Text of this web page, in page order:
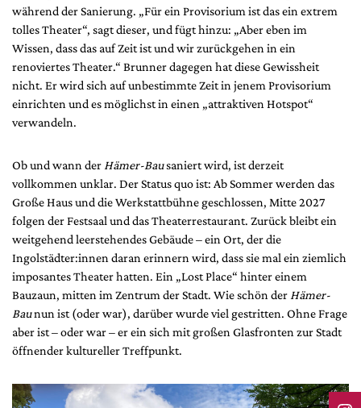
während der Sanierung. „Für ein Provisorium ist das ein extrem
tolles Theater“, sagt dieser, und fügt hinzu: „Aber eben im
Wissen, dass das auf Zeit ist und wir zurückgehen in ein
renoviertes Theater.“ Brunner dagegen hat diese Gewissheit
nicht. Er wird sich auf unbestimmte Zeit in jenem Provisorium
einrichten und es möglichst in einen „attraktiven Hotspot“
verwandeln.
Ob und wann der Hämer-Bausaniert wird, ist derzeit
vollkommen unklar. Der Status quo ist: Ab Sommer werden das
Große Haus und die Werkstattbühne geschlossen, Mitte 2027
folgen der Festsaal und das Theaterrestaurant. Zurück bleibt ein
weitgehend leerstehendes Gebäude – ein Ort, der die
Ingolstädter:innen daran erinnern wird, dass sie mal ein ziemlich
imposantes Theater hatten. Ein „Lost Place“ hinter einem
Bauzaun, mitten im Zentrum der Stadt. Wie schön der Hämer-
Baunun ist (oder war), darüber wurde viel gestritten. Ohne Frage
aber ist – oder war – er ein sich mit großen Glasfronten zur Stadt
öffnender kultureller Treffpunkt.